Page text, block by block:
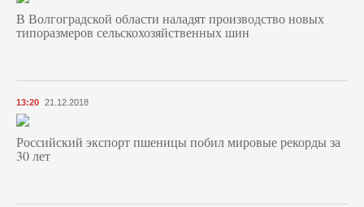
В Волгоградской области наладят производство новых
типоразмеров сельскохозяйственных шин
13:20 21.12.2018
Российский экспорт пшеницы побил мировые рекорды за
30 лет